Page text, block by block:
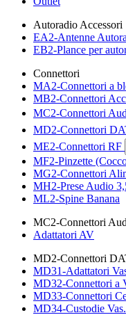
Autoradio Accessori
EA2-Antenne
EB2-Plance per
Connettori
MA2-Connettori a
MB2-Connettori
MC2-Connettori
MD2-Connettori
ME2-Connettori RF
MF2-Pinzette
MG2-Connettori
MH2-Prese Audio
ML2-Spine Banana
MC2-Connettori
Adattatori AV
MD2-Connettori
MD31-Adattatori
MD32-Connettori a
MD33-Connettori
MD34-Custodie Vas.